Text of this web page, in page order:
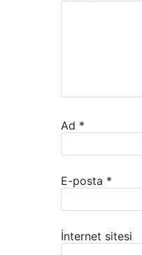
Ad *
E-posta *
İnternet sitesi